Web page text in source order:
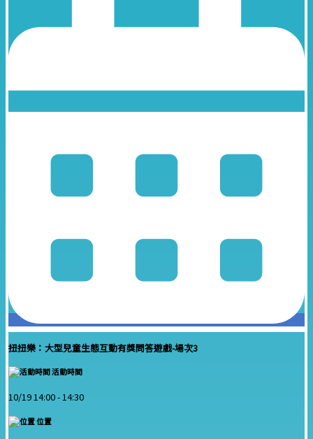
扭扭樂：大型兒童生態互動有獎問答遊戲-場次3
活動時間
10/19 14:00 -14:30
位置